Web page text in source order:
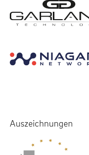
Auszeichnungen